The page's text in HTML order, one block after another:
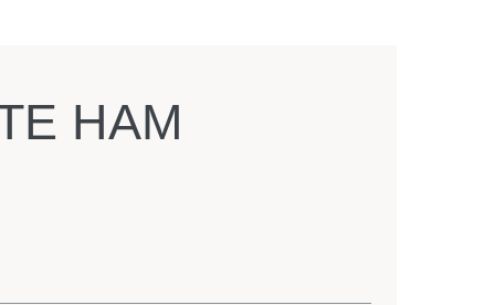
НАМ